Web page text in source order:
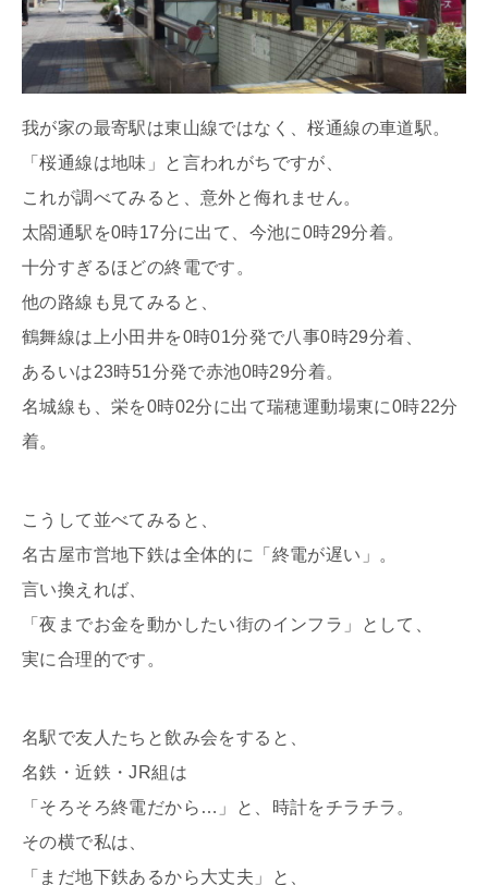
我が家の最寄駅は東山線ではなく、桜通線の車道駅。
「桜通線は地味」と言われがちですが、
これが調べてみると、意外と侮れません。
太閤通駅を0時17分に出て、今池に0時29分着。
十分すぎるほどの終電です。
他の路線も見てみると、
鶴舞線は上小田井を0時01分発で八事0時29分着、
あるいは23時51分発で赤池0時29分着。
名城線も、栄を0時02分に出て瑞穂運動場東に0時22分
着。
こうして並べてみると、
名古屋市営地下鉄は全体的に「終電が遅い」。
言い換えれば、
「夜までお金を動かしたい街のインフラ」として、
実に合理的です。
名駅で友人たちと飲み会をすると、
名鉄・近鉄・JR組は
「そろそろ終電だから…」と、時計をチラチラ。
その横で私は、
「まだ地下鉄あるから大丈夫」と、